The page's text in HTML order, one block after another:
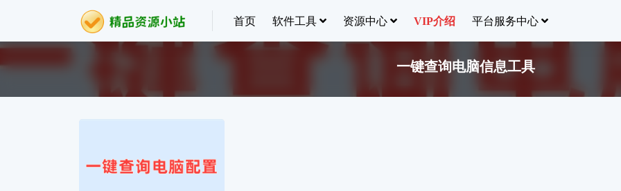
首页 软件工具 资源中心 VIP介绍 平台服务中心
一键查询电脑信息工具